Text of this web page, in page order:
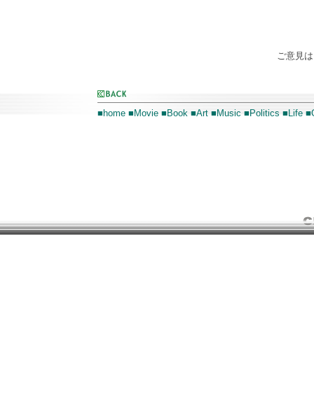
ご意見
■home ■Movie ■Book ■Art ■Music ■Politics ■Life